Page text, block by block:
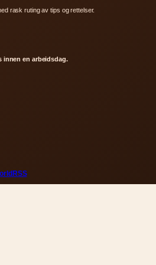
rask ruting av tips og rettelser.
innen en arbeidsdag.